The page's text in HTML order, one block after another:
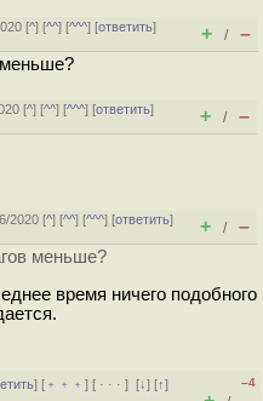
[^] [^^] [^^^] [ответить]
+ / –
[^] [^^] [^^^] [ответить]
+ / –
2020 [^] [^^] [^^^] [ответить]
+ / –
меньше?
время ничего подобного
] [ ﹢﹢﹢] [ · · ·][↓] [↑]
–4